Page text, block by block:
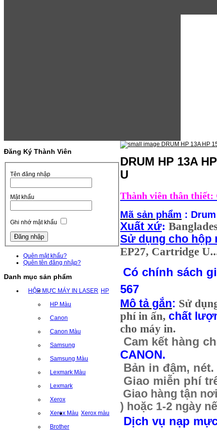
Đăng Ký Thành Viên
Tên đăng nhập
Mật khẩu
Ghi nhớ mật khẩu
Quên mật khẩu?
Quên tên đăng nhập?
Danh mục sản phẩm
HỘP MỰC MÁY IN LASER HP
HP Màu
Canon
Canon Màu
Samsung
Samsung Màu
Lexmark Màu
Lexmark
Xerox
Xerox Màu Xerox màu
Brother
DRUM HP 13A
U
Thành viên thân thiết:
Mã sản phẩm :
Xuất xứ:
Sử dụng cho hộp
EP27, Cartridge
Có chính sách
567
Mô tả gắn: Sử
phí in ấn, chất
cho máy in.
Cam kết hàng
CANON.
Bản in đậm, nét.
Giao miễn phí
Giao hàng tận
) hoặc 1-2 ngày
Dịch vụ nạp